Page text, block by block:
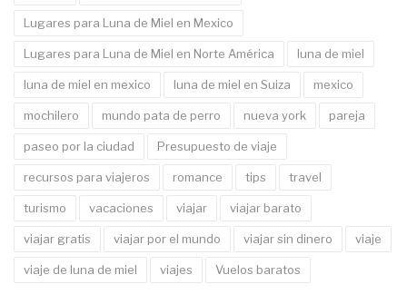
Lugares para Luna de Miel en Mexico
Lugares para Luna de Miel en Norte América luna de miel
luna de miel en mexico luna de miel en Suiza mexico
mochilero mundo pata de perro nueva york pareja
paseo por la ciudad Presupuesto de viaje
recursos para viajeros romance tips travel
turismo vacaciones viajar viajar barato
viajar gratis viajar por el mundo viajar sin dinero viaje
viaje de luna de miel viajes Vuelos baratos